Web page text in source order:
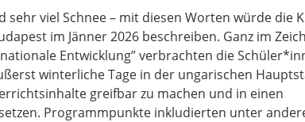
sehr viel Schnee – mit diesen Worten würde die
im Jänner 2026 beschreiben. Ganz im
Entwicklung” verbrachten die
winterliche Tage in der ungarischen
greifbar zu machen und in einen
Programmpunkte inkludierten unter